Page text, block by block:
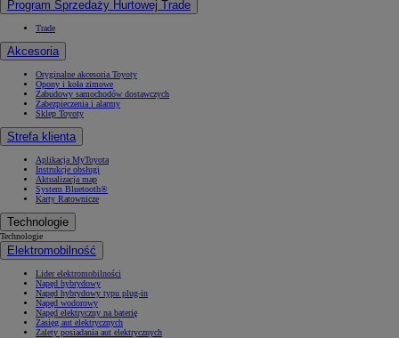
Program Sprzedaży Hurtowej Trade
Trade
Akcesoria
Oryginalne akcesoria Toyoty
Opony i koła zimowe
Zabudowy samochodów dostawczych
Zabezpieczenia i alarmy
Sklep Toyoty
Strefa klienta
Aplikacja MyToyota
Instrukcje obsługi
Aktualizacja map
System Bluetooth®
Karty Ratownicze
Technologie
Technologie
Elektromobilność
Lider elektromobilności
Napęd hybrydowy
Napęd hybrydowy typu plug-in
Napęd wodorowy
Napęd elektryczny na baterię
Zasięg aut elektrycznych
Zalety posiadania aut elektrycznych